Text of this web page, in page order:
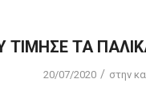
ΤΑ
20/07/2020 / στην